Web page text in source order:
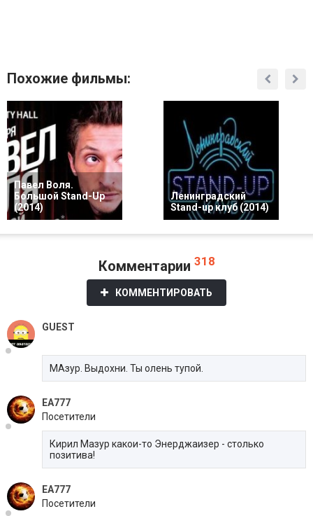
Похожие фильмы:
Павел Воля.
Большой Stand-Up
(2014)
Ленинградский
Stand-up клуб (2014)
Комментарии 318
КОММЕНТИРОВАТЬ
GUEST
МАзур. Выдохни. Ты олень тупой.
EA777
Посетители
Кирил Мазур какои-то Энерджаизер - столько
позитива!
EA777
Посетители